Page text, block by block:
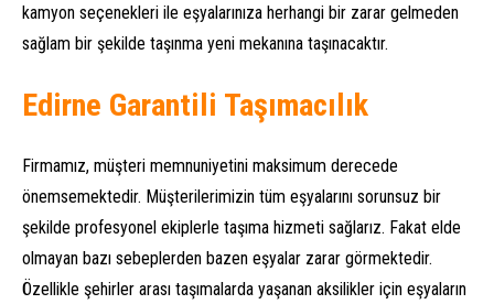
kamyon seçenekleri ile eşyalarınıza herhangi bir zarar gelmeden
sağlam bir şekilde taşınma yeni mekanına taşınacaktır.
Edirne Garantili Taşımacılık
Firmamız, müşteri memnuniyetini maksimum derecede
önemsemektedir. Müşterilerimizin tüm eşyalarını sorunsuz bir
şekilde profesyonel ekiplerle taşıma hizmeti sağlarız. Fakat elde
olmayan bazı sebeplerden bazen eşyalar zarar görmektedir.
Özellikle şehirler arası taşımalarda yaşanan aksilikler için eşyaların